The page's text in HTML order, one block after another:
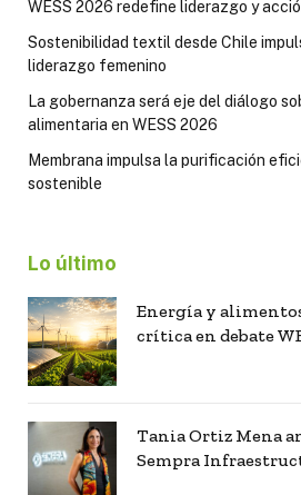
WESS 2026 redefine liderazgo y
Sostenibilidad textil desde Chile
liderazgo femenino
La gobernanza será eje del diálogo
alimentaria en WESS 2026
Membrana impulsa la purificación
sostenible
Lo último
Energía y
crítica en debate
Tania Ortiz Mena
Sempra